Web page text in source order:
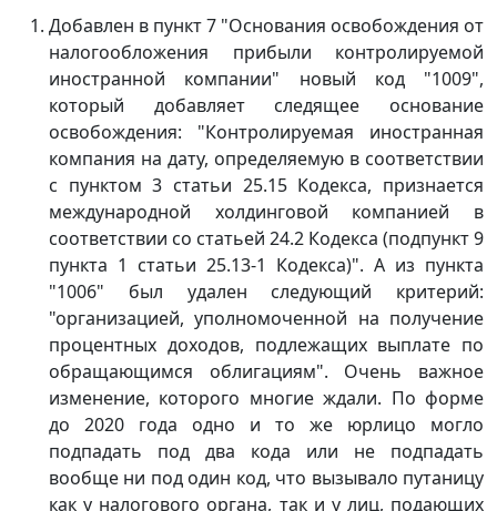
Добавлен в пункт 7 "Основания освобождения от
налогообложения прибыли контролируемой
иностранной компании" новый код "1009",
который добавляет следящее основание
освобождения: "Контролируемая иностранная
компания на дату, определяемую в соответствии
с пунктом 3 статьи 25.15 Кодекса, признается
международной холдинговой компанией в
соответствии со статьей 24.2 Кодекса (подпункт 9
пункта 1 статьи 25.13-1 Кодекса)". А из пункта
"1006" был удален следующий критерий:
"организацией, уполномоченной на получение
процентных доходов, подлежащих выплате по
обращающимся облигациям". Очень важное
изменение, которого многие ждали. По форме
до 2020 года одно и то же юрлицо могло
подпадать под два кода или не подпадать
вообще ни под один код, что вызывало путаницу
как у налогового органа, так и у лиц, подающих